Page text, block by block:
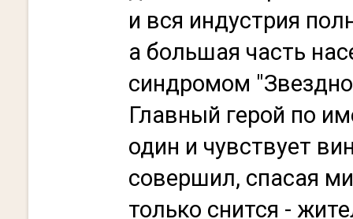
и вся индустрия
а большая часть
синдромом
Главный герой по
один и чувствует
совершил, спасая
только снится -